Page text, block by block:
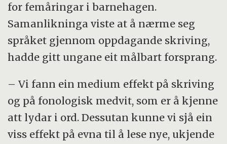
for femåringar i barnehagen.
Samanlikninga viste at å nærme seg
språket gjennom oppdagande skriving,
hadde gitt ungane eit målbart forsprang.
– Vi fann ein medium effekt på skriving
og på fonologisk medvit, som er å kjenne
att lydar i ord. Dessutan kunne vi sjå ein
viss effekt på evna til å lese nye, ukjende